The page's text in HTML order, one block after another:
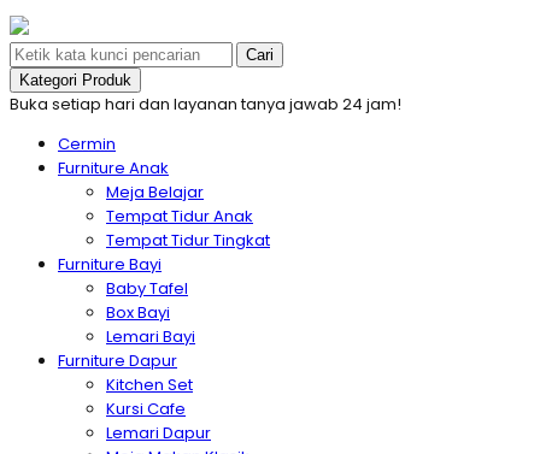
Cari
Kategori Produk
Buka setiap hari dan layanan tanya jawab 24 jam!
Cermin
Furniture Anak
Meja Belajar
Tempat Tidur Anak
Tempat Tidur Tingkat
Furniture Bayi
Baby Tafel
Box Bayi
Lemari Bayi
Furniture Dapur
Kitchen Set
Kursi Cafe
Lemari Dapur